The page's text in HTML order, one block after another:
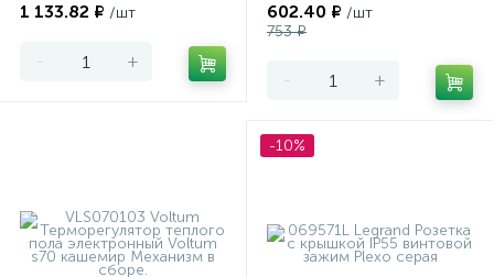
1 133.82 ₽ /шт
- +
602.40 ₽ /шт
753 ₽
- +
-10%